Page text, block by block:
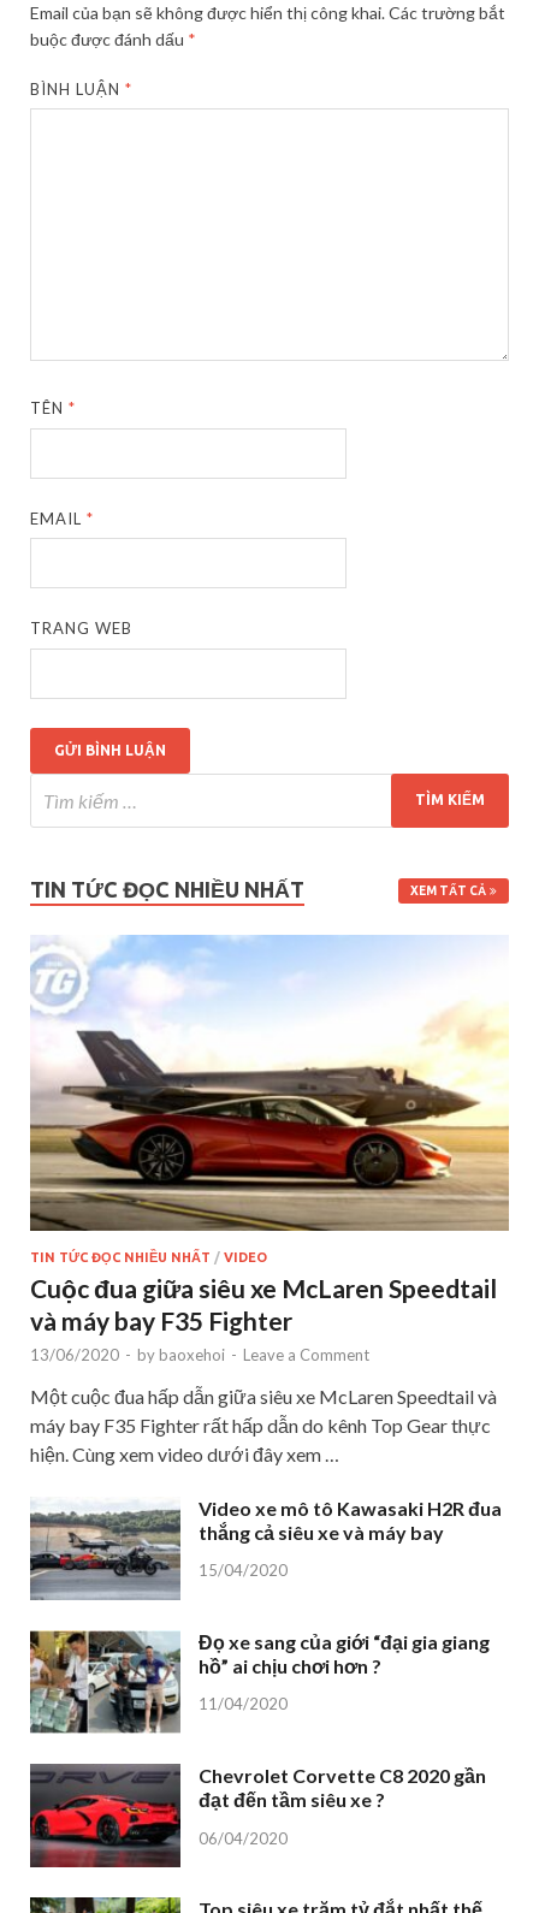
Email của bạn sẽ không được hiển thị công khai.Các trường bắt
buộc được đánh dấu *
BÌNH LUẬN*
TÊN*
EMAIL*
TRANG WEB
TIN TỨC ĐỌC NHIỀU NHẤT XEM TẤT CẢ
TIN TỨC ĐỌC NHIỀU NHẤT / VIDEO
Cuộc đua giữa siêu xe McLaren Speedtail
và máy bay F35 Fighter
13/06/2020 - by baoxehoi - Leave a Comment
Một cuộc đua hấp dẫn giữa siêu xe McLaren Speedtail và
máy bay F35 Fighter rất hấp dẫn do kênh Top Gear thực
hiện. Cùng xem video dưới đây xem …
Video xe mô tô Kawasaki H2R đua
thắng cả siêu xe và máy bay
15/04/2020
Đọ xe sang của giới “đại gia giang
hồ” ai chịu chơi hơn ?
11/04/2020
Chevrolet Corvette C8 2020 gần
đạt đến tầm siêu xe ?
06/04/2020